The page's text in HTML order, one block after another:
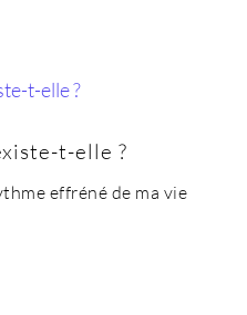
t-elle ?
effréné de ma vie